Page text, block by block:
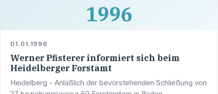
1996
01.01.1996
Werner Pfisterer informiert sich beim
Heidelberger Forstamt
Heidelberg - Anläßlich der bevorstehenden Schließung von